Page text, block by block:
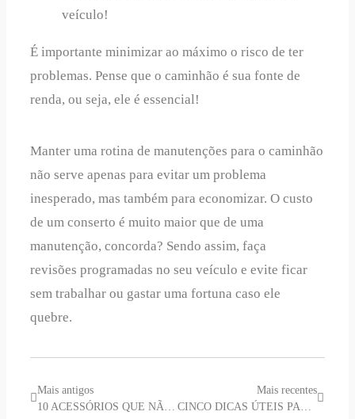
veículo!
É importante minimizar ao máximo o risco de ter
problemas. Pense que o caminhão é sua fonte de
renda, ou seja, ele é essencial!
Manter uma rotina de manutenções para o caminhão
não serve apenas para evitar um problema
inesperado, mas também para economizar. O custo
de um conserto é muito maior que de uma
manutenção, concorda? Sendo assim, faça
revisões programadas no seu veículo e evite ficar
sem trabalhar ou gastar uma fortuna caso ele
quebre.
Mais antigos
10 ACESSÓRIOS QUE NÃO PODEM FALTAR NO SEU VEÍCULO
Mais recentes
CINCO DICAS ÚTEIS PARA QUEM PREFERE DIRIGIR DURANTE A NOITE